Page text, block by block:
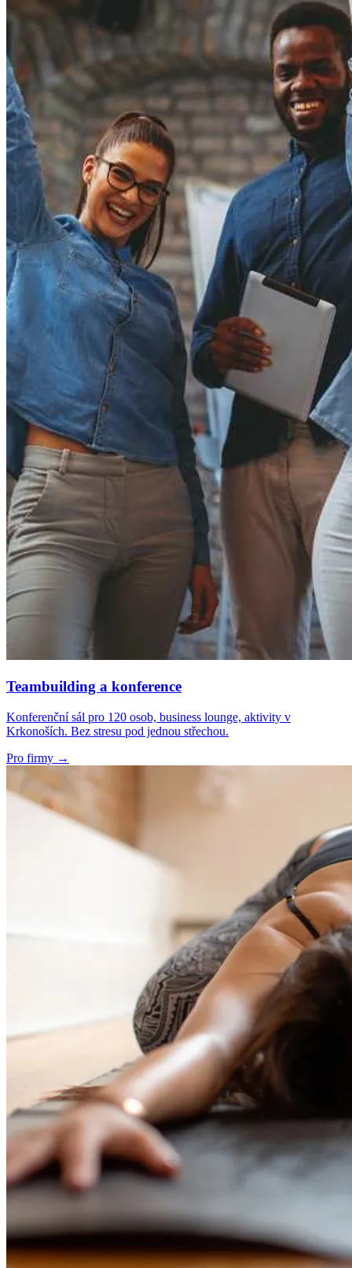
Teambuilding a konference
Konferenční sál pro 120 osob, business lounge, aktivity v
Krkonoších. Bez stresu pod jednou střechou.
Pro firmy →